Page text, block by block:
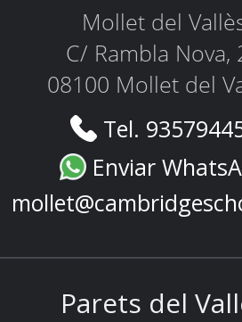
Mollet del
C/ Rambla Nova,
08100 Mollet del
Tel.
Enviar
Parets del